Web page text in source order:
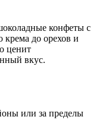
конфеты с
до орехов и
ценит
вкус.
или за пределы